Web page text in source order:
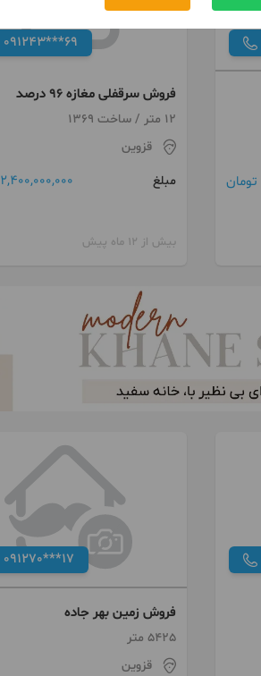
091243***69
فروش سرقفلی مغازه ۹۶ درصد
12 متر / ساخت 1369
قزوین
مبلغ
2,400,000,000 تومان
بیش از 12 ماه پیش
091270***17
فروش زمین بهر جاده
5425 متر
قزوین